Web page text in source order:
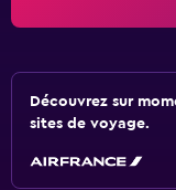
Découvrez sur
sites de voyage.